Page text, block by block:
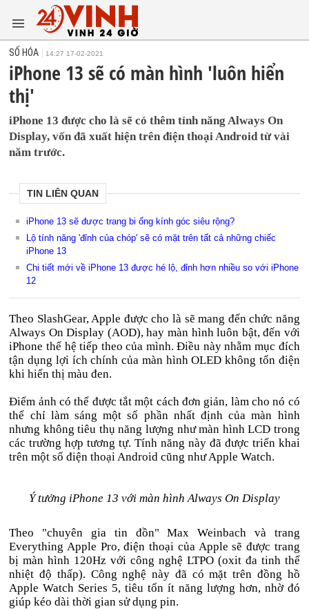
SỐ HÓA 14:27 17-02-2021
iPhone 13 sẽ có màn hình 'luôn hiển
thị'
iPhone 13 được cho là sẽ có thêm tính năng Always On
Display, vốn đã xuất hiện trên điện thoại Android từ vài
năm trước.
TIN LIÊN QUAN
iPhone 13 sẽ được trang bi ống kính góc siêu rộng?
Lộ tính năng 'đỉnh của chóp' sẽ có mặt trên tất cả những chiếc
iPhone 13
Chi tiết mới về iPhone 13 được hé lộ, đỉnh hơn nhiều so với iPhone
12
Theo SlashGear, Apple được cho là sẽ mang đến chức năng
Always On Display (AOD), hay màn hình luôn bật, đến với
iPhone thế hệ tiếp theo của mình. Điều này nhằm mục đích
tận dụng lợi ích chính của màn hình OLED không tốn điện
khi hiển thị màu đen.
Điểm ảnh có thể được tắt một cách đơn giản, làm cho nó có
thể chỉ làm sáng một số phần nhất định của màn hình
nhưng không tiêu thụ năng lượng như màn hình LCD trong
các trường hợp tương tự. Tính năng này đã được triển khai
trên một số điện thoại Android cũng như Apple Watch.
Ý tưởng iPhone 13 với màn hình Always On Display
Theo "chuyên gia tin đồn" Max Weinbach và trang
Everything Apple Pro, điện thoại của Apple sẽ được trang
bị màn hình 120Hz với công nghệ LTPO (oxit đa tinh thể
nhiệt độ thấp). Công nghệ này đã có mặt trên đồng hồ
Apple Watch Series 5, tiêu tốn ít năng lượng hơn, nhờ đó
giúp kéo dài thời gian sử dụng pin.